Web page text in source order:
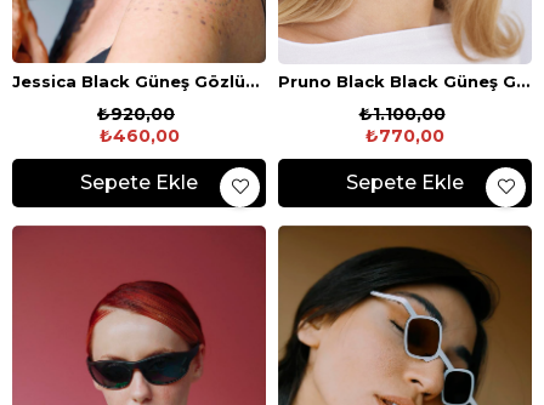
Jessica Black Güneş Gözlüğü
₺460,00
₺920,00
Sepete Ekle
Pruno Black Black Güneş Gözlüğü
₺770,00
₺1.100,00
Sepete Ekle